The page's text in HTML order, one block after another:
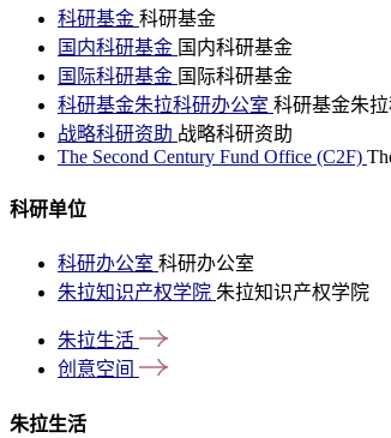
科研基金 科研基金
国内科研基金 国内科研基金
国际科研基金 国际科研基金
科研基金朱拉科研办公室 科研基金朱
战略科研资助 战略科研资助
The Second Century Fund Office (C2F)
科研单位
科研办公室 科研办公室
朱拉知识产权学院 朱拉知识产权学院
朱拉生活
创意空间
朱拉生活